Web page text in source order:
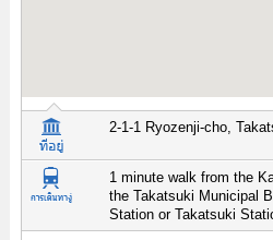
2-1-1 Ryozenji-cho,
1 minute walk from the
the Takatsuki Municipal
Station or Takatsuki